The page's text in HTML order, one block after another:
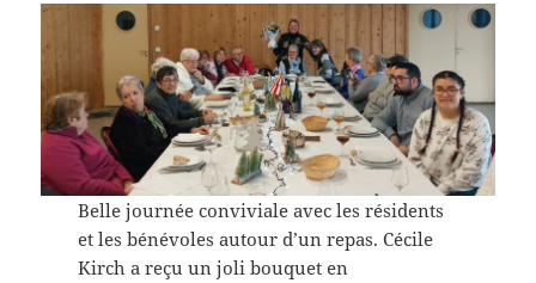
Belle journée conviviale avec les résidents
et les bénévoles autour d’un repas. Cécile
Kirch a reçu un joli bouquet en